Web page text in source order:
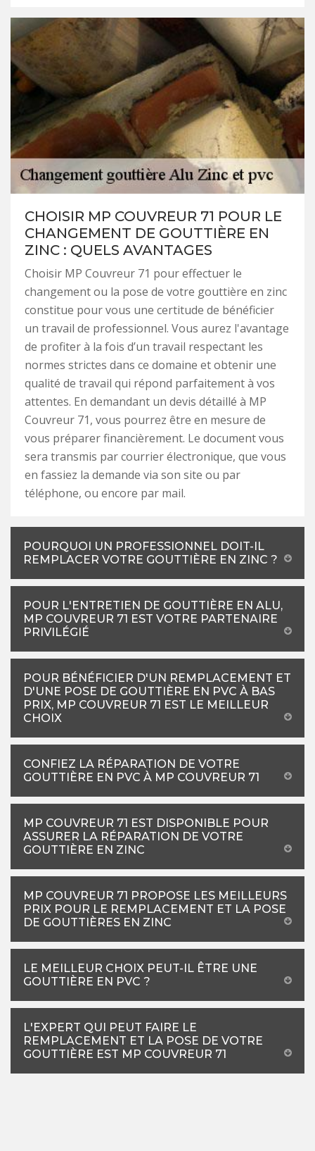
CHOISIR MP COUVREUR 71 POUR LE
CHANGEMENT DE GOUTTIÈRE EN
ZINC : QUELS AVANTAGES
Choisir MP Couvreur 71 pour effectuer le
changement ou la pose de votre gouttière en zinc
constitue pour vous une certitude de bénéficier
un travail de professionnel. Vous aurez l'avantage
de profiter à la fois d’un travail respectant les
normes strictes dans ce domaine et obtenir une
qualité de travail qui répond parfaitement à vos
attentes. En demandant un devis détaillé à MP
Couvreur 71, vous pourrez être en mesure de
vous préparer financièrement. Le document vous
sera transmis par courrier électronique, que vous
en fassiez la demande via son site ou par
téléphone, ou encore par mail.
POURQUOI UN PROFESSIONNEL DOIT-IL
REMPLACER VOTRE GOUTTIÈRE EN ZINC ?
POUR L'ENTRETIEN DE GOUTTIÈRE EN ALU,
MP COUVREUR 71 EST VOTRE PARTENAIRE
PRIVILÉGIÉ
POUR BÉNÉFICIER D'UN REMPLACEMENT ET
D'UNE POSE DE GOUTTIÈRE EN PVC À BAS
PRIX, MP COUVREUR 71 EST LE MEILLEUR
CHOIX
CONFIEZ LA RÉPARATION DE VOTRE
GOUTTIÈRE EN PVC À MP COUVREUR 71
MP COUVREUR 71 EST DISPONIBLE POUR
ASSURER LA RÉPARATION DE VOTRE
GOUTTIÈRE EN ZINC
MP COUVREUR 71 PROPOSE LES MEILLEURS
PRIX POUR LE REMPLACEMENT ET LA POSE
DE GOUTTIÈRES EN ZINC
LE MEILLEUR CHOIX PEUT-IL ÊTRE UNE
GOUTTIÈRE EN PVC ?
L'EXPERT QUI PEUT FAIRE LE
REMPLACEMENT ET LA POSE DE VOTRE
GOUTTIÈRE EST MP COUVREUR 71